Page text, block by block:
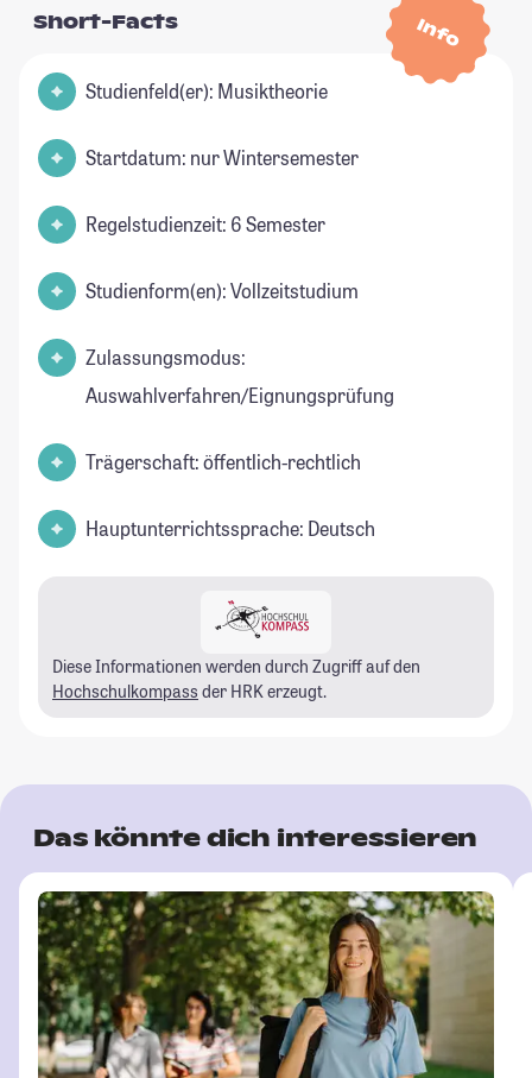
Info
Short-Facts
Studienfeld(er): Musiktheorie
Startdatum: nur Wintersemester
Regelstudienzeit: 6 Semester
Studienform(en): Vollzeitstudium
Zulassungsmodus:
Auswahlverfahren/Eignungsprüfung
Trägerschaft: öffentlich-rechtlich
Hauptunterrichtssprache: Deutsch
Diese Informationen werden durch Zugriff auf den
Hochschulkompass der HRK erzeugt.
Das könnte dich interessieren